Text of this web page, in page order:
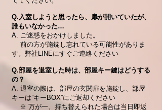
Q.入室しようと思ったら、扉が開いていたが、
誰もいなかった…
A. ご迷惑をおかけしました。
前の方が施錠し忘れている可能性がありま
す。弊社LINEにすぐご連絡ください
Q.部屋を退室した時は、部屋キー鍵はどうする
の？
A. 退室の際は、部屋の玄関扉を施錠し、部屋
キーは”キーBOX”にご返却ください
※ 万が一、持ち替えられた場合は当日即返